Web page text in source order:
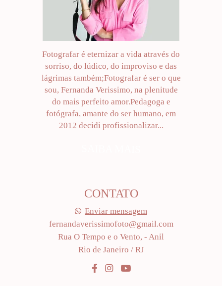
Fotografar é eternizar a vida através do
sorriso, do lúdico, do improviso e das
lágrimas também;Fotografar é ser o que
sou, Fernanda Verissimo, na plenitude
do mais perfeito amor.Pedagoga e
fotógrafa, amante do ser humano, em
2012 decidi profissionalizar...
CONTATO
Enviar mensagem
fernandaverissimofoto@gmail.com
Rua O Tempo e o Vento, - Anil
Rio de Janeiro / RJ